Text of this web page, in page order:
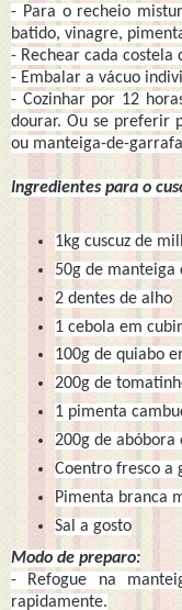
- Para o recheio
batido, vinagre,
- Rechear cada
- Embalar a vácuo
- Cozinhar por 12
dourar. Ou se preferir
ou manteiga-de-
Ingredientes para o
1kg cuscuz de
50g de manteiga
2 dentes de alho
1 cebola em
100g de quiabo
200g de
1 pimenta
200g de abóbora
Coentro fresco a
Pimenta branca
Sal a gosto
Modo de preparo:
- Refogue na
rapidamente.